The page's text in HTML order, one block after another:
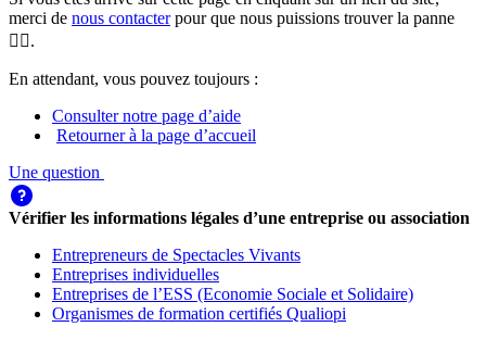
merci de nous contacterpour que nous puissions trouver la panne
🕵️‍♀️.
En attendant, vous pouvez toujours :
Consulter notre page d’aide
Retourner à la page d’accueil
Une question
Vérifier les informations légales d’une entreprise ou association
Entrepreneurs de Spectacles Vivants
Entreprises individuelles
Entreprises de l’ESS (Economie Sociale et Solidaire)
Organismes de formation certifiés Qualiopi